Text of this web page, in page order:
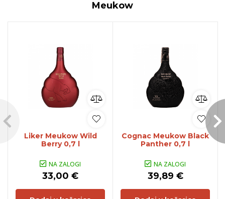
Meukow
Liker Meukow Wild
Berry 0,7 l
NA ZALOGI
33,00 €
Cognac Meukow Black
Panther 0,7 l
NA ZALOGI
39,89 €